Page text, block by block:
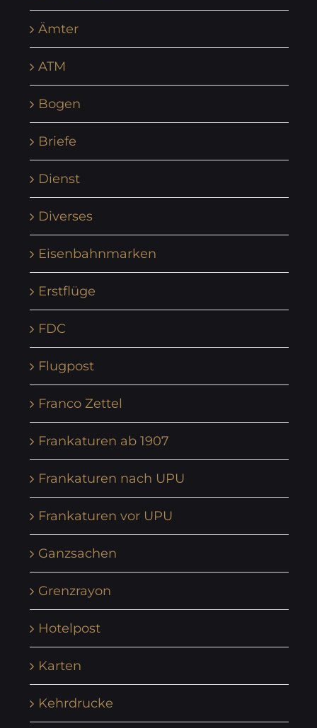
Ämter
ATM
Bogen
Briefe
Dienst
Diverses
Eisenbahnmarken
Erstflüge
FDC
Flugpost
Franco Zettel
Frankaturen ab 1907
Frankaturen nach UPU
Frankaturen vor UPU
Ganzsachen
Grenzrayon
Hotelpost
Karten
Kehrdrucke